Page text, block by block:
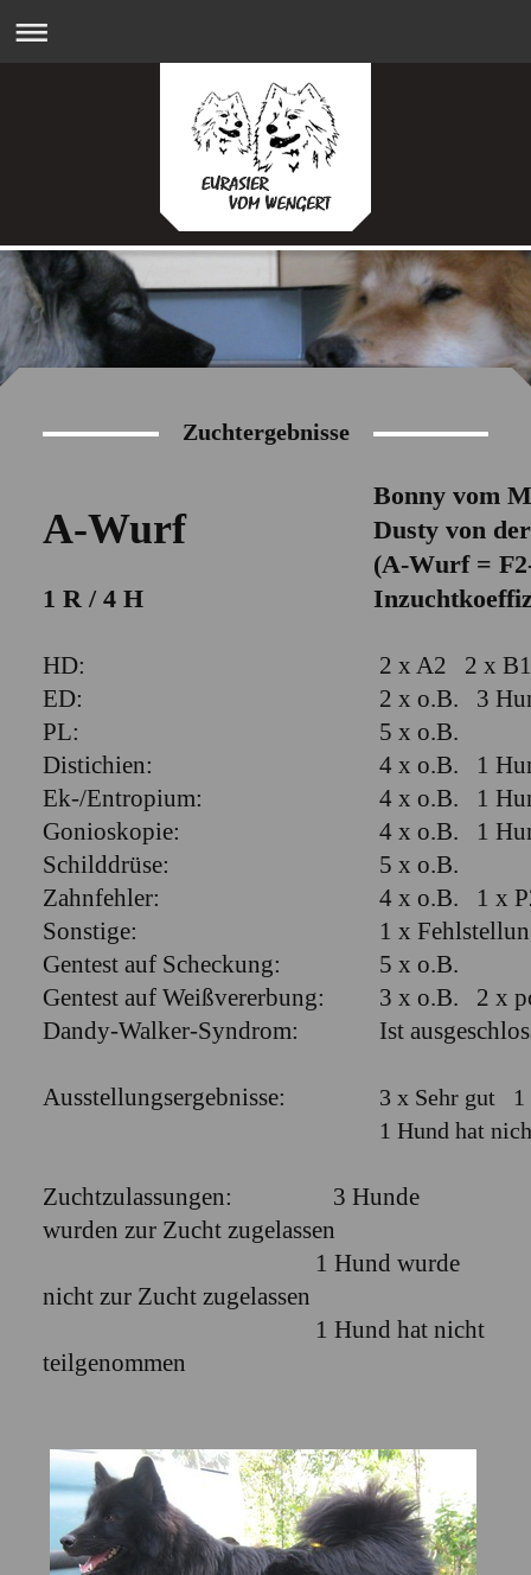
Zuchtergebnisse
A-Wurf
Bonny vom
Dusty von
(A-Wurf =
1 R / 4 H
HD:
2 x A2 2 x
ED:
2 x o.B. 3
PL:
5 x o.B.
Distichien:
4 x o.B. 1
Ek-/Entropium:
4 x o.B. 1
Gonioskopie:
4 x o.B. 1
Schilddrüse:
5 x o.B.
Zahnfehler:
4 x o.B. 1 x
Sonstige:
1 x
Gentest auf Scheckung:
5 x o.B.
Gentest auf Weißvererbung:
3 x o.B. 2 x
Dandy-Walker-Syndrom:
Ist
Ausstellungsergebnisse:
3 x Sehr gut 1
1 Hund hat
Zuchtzulassungen: 3 Hunde
wurden zur Zucht zugelassen
1 Hund wurde
nicht zur Zucht zugelassen
1 Hund hat nicht
teilgenommen